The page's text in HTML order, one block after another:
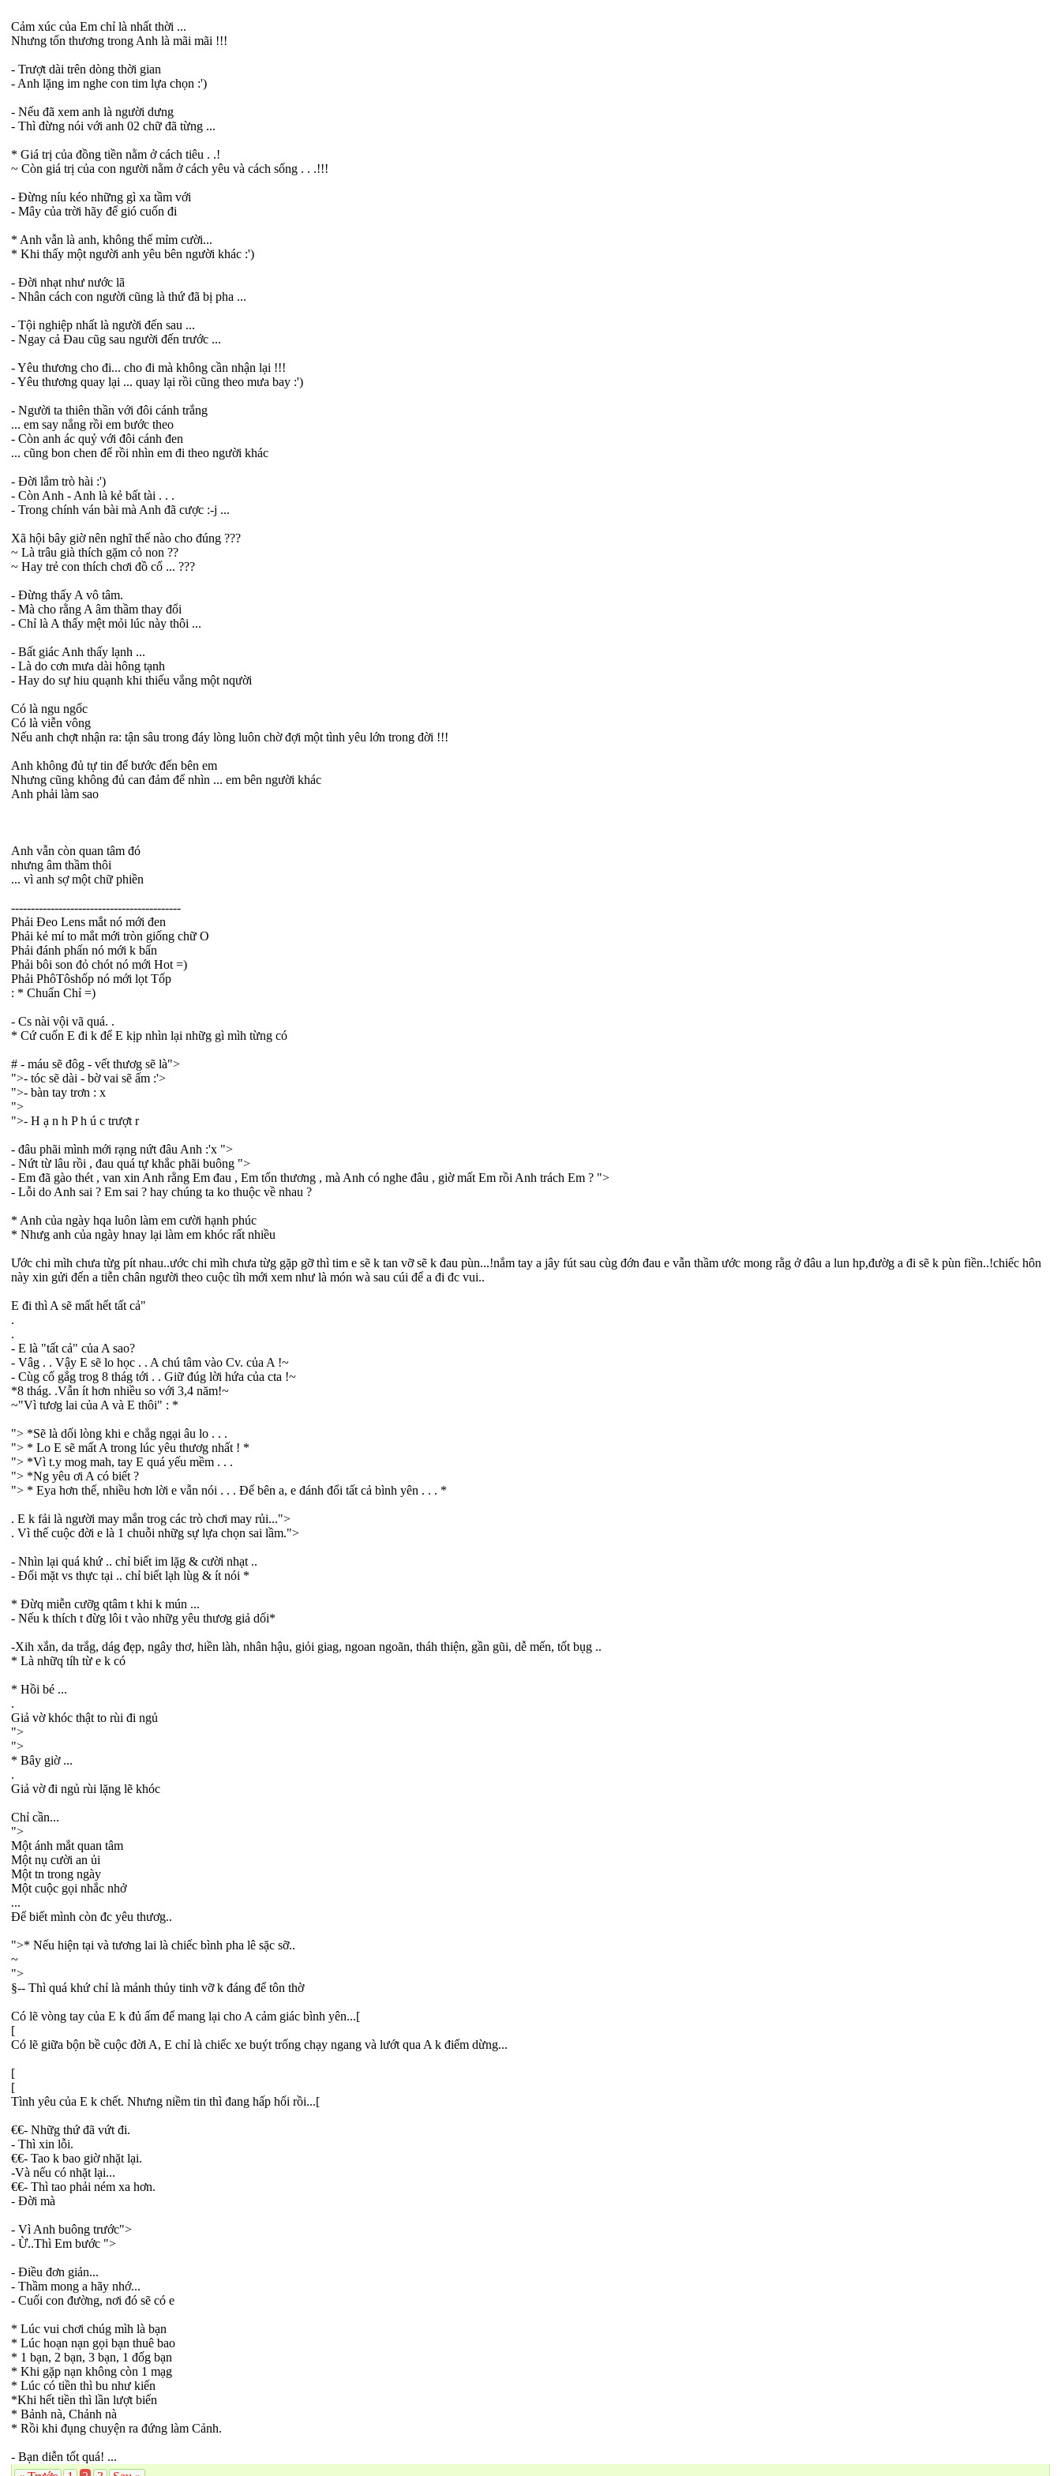
Cảm xúc của Em chỉ là nhất thời ...
Nhưng tổn thương trong Anh là mãi mãi !!!
- Trượt dài trên dòng thời gian
- Anh lặng im nghe con tim lựa chọn :')
- Nếu đã xem anh là người dưng
- Thì đừng nói với anh 02 chữ đã từng ...
* Giá trị của đồng tiền nằm ở cách tiêu . .!
~ Còn giá trị của con người nằm ở cách yêu và cách sống . . .!!!
- Đừng níu kéo những gì xa tầm với
- Mây của trời hãy để gió cuốn đi
* Anh vẫn là anh, không thể mỉm cười...
* Khi thấy một người anh yêu bên người khác :')
- Đời nhạt như nước lã
- Nhân cách con người cũng là thứ đã bị pha ...
- Tội nghiệp nhất là người đến sau ...
- Ngay cả Đau cũg sau người đến trước ...
- Yêu thương cho đi... cho đi mà không cần nhận lại !!!
- Yêu thương quay lại ... quay lại rồi cũng theo mưa bay :')
- Người ta thiên thần với đôi cánh trắng
... em say nắng rồi em bước theo
- Còn anh ác quỷ với đôi cánh đen
... cũng bon chen để rồi nhìn em đi theo người khác
- Đời lắm trò hài :')
- Còn Anh - Anh là kẻ bất tài . . .
- Trong chính ván bài mà Anh đã cược :-j ...
Xã hội bây giờ nên nghĩ thế nào cho đúng ???
~ Là trâu già thích gặm cỏ non ??
~ Hay trẻ con thích chơi đồ cổ ... ???
- Đừng thấy A vô tâm.
- Mà cho rằng A âm thầm thay đổi
- Chỉ là A thấy mệt mỏi lúc này thôi ...
- Bất giác Anh thấy lạnh ...
- Là do cơn mưa dài hông tạnh
- Hay do sự hiu quạnh khi thiếu vắng một nqười
Có là ngu ngốc
Có là viễn vông
Nếu anh chợt nhận ra: tận sâu trong đáy lòng luôn chờ đợi một tình yêu lớn trong đời !!!
Anh không đủ tự tin để bước đến bên em
Nhưng cũng không đủ can đảm để nhìn ... em bên người khác
Anh phải làm sao
Anh vẫn còn quan tâm đó
nhưng âm thầm thôi
... vì anh sợ một chữ phiền
-------------------------------------------
Phải Đeo Lens mắt nó mới đen
Phải kẻ mí to mắt mới tròn giống chữ O
Phải đánh phấn nó mới k bẩn
Phải bôi son đỏ chót nó mới Hot =)
Phải PhôTôshốp nó mới lọt Tốp
: * Chuẩn Chỉ =)
- Cs nài vội vã quá. .
* Cứ cuốn E đi k để E kịp nhìn lại nhữg gì mìh từng có
# - máu sẽ đôg - vết thươg sẽ là">
">- tóc sẽ dài - bờ vai sẽ ấm :'>
">- bàn tay trơn : x
">
">- H ạ n h P h ú c trượt r
- đâu phãi mình mới rạng nứt đâu Anh :'x ">
- Nứt từ lâu rồi , đau quá tự khắc phãi buông ">
- Em đã gào thét , van xin Anh rằng Em đau , Em tổn thương , mà Anh có nghe đâu , giờ mất Em rồi Anh trách Em ? ">
- Lỗi do Anh sai ? Em sai ? hay chúng ta ko thuộc về nhau ?
* Anh của ngày hqa luôn làm em cười hạnh phúc
* Nhưg anh của ngày hnay lại làm em khóc rất nhiều
Ước chi mìh chưa từg pít nhau..ước chi mìh chưa từg gặp gỡ thì tim e sẽ k tan vỡ sẽ k đau pùn...!nắm tay a jây fút sau cùg đớn đau e vẫn thầm ước mong rằg ở đâu a lun hp,đườg a đi sẽ k pùn fiền..!chiếc hôn
này xin gửi đến a tiễn chân người theo cuộc tìh mới xem như là món wà sau cúi để a đi đc vui..
E đi thì A sẽ mất hết tất cả"
.
.
- E là "tất cả" của A sao?
- Vâg . . Vậy E sẽ lo học . . A chú tâm vào Cv. của A !~
- Cùg cố gắg trog 8 thág tới . . Giữ đúg lời hứa của cta !~
*8 thág. .Vẫn ít hơn nhiều so với 3,4 năm!~
~"Vì tươg lai của A và E thôi" : *
"> *Sẽ là dối lòng khi e chẳg ngại âu lo . . .
"> * Lo E sẽ mất A trong lúc yêu thươg nhất ! *
"> *Vì t.y mog mah, tay E quá yếu mềm . . .
"> *Ng yêu ơi A có biết ?
"> * Eya hơn thế, nhiều hơn lời e vẫn nói . . . Để bên a, e đánh đổi tất cả bình yên . . . *
. E k fải là người may mắn trog các trò chơi may rủi...">
. Vì thế cuộc đời e là 1 chuỗi nhữg sự lựa chọn sai lầm.">
- Nhìn lại quá khứ .. chỉ biết im lặg & cười nhạt ..
- Đối mặt vs thực tại .. chỉ biết lạh lùg & ít nói *
* Đừq miễn cưỡg qtâm t khi k mún ...
- Nếu k thích t đừg lôi t vào nhữg yêu thươg giả dối*
-Xih xắn, da trắg, dág đẹp, ngây thơ, hiền làh, nhân hậu, giỏi giag, ngoan ngoãn, tháh thiện, gần gũi, dễ mến, tốt bụg ..
* Là nhữq tíh từ e k có
* Hồi bé ...
.
Giả vờ khóc thật to rùi đi ngủ
">
">
* Bây giờ ...
.
Giả vờ đi ngủ rùi lặng lẽ khóc
Chỉ cần...
">
Một ánh mắt quan tâm
Một nụ cười an ủi
Một tn trong ngày
Một cuộc gọi nhắc nhở
...
Để biết mình còn đc yêu thươg..
">* Nếu hiện tại và tương lai là chiếc bình pha lê sặc sỡ..
~
">
§-- Thì quá khứ chỉ là mảnh thủy tinh vỡ k đáng để tôn thờ
Có lẽ vòng tay của E k đủ ấm để mang lại cho A cảm giác bình yên...[
[
Có lẽ giữa bộn bề cuộc đời A, E chỉ là chiếc xe buýt trống chạy ngang và lướt qua A k điểm dừng...
[
[
Tình yêu của E k chết. Nhưng niềm tin thì đang hấp hối rồi...[
€€- Nhữg thứ đã vứt đi.
- Thì xin lỗi.
€€- Tao k bao giờ nhặt lại.
-Và nếu có nhặt lại...
€€- Thì tao phải ném xa hơn.
- Đời mà
- Vì Anh buông trước">
- Ừ..Thì Em bước ">
- Điều đơn giản...
- Thầm mong a hãy nhớ...
- Cuối con đường, nơi đó sẽ có e
* Lúc vui chơi chúg mìh là bạn
* Lúc hoạn nạn gọi bạn thuê bao
* 1 bạn, 2 bạn, 3 bạn, 1 đốg bạn
* Khi gặp nạn không còn 1 mạg
* Lúc có tiền thì bu như kiến
*Khi hết tiền thì lần lượt biến
* Bảnh nà, Chảnh nà
* Rồi khi đụng chuyện ra đứng làm Cảnh.
- Bạn diễn tốt quá! ...